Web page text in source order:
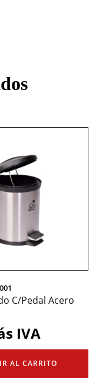
C/Pedal Acero
IVA
AL CARRITO